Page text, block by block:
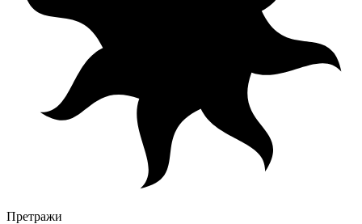
Претражи